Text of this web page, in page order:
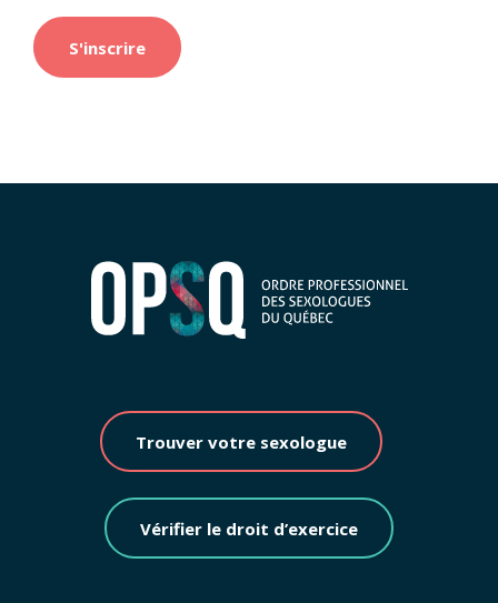
S'inscrire
Trouver votre sexologue
Vérifier le droit d’exercice